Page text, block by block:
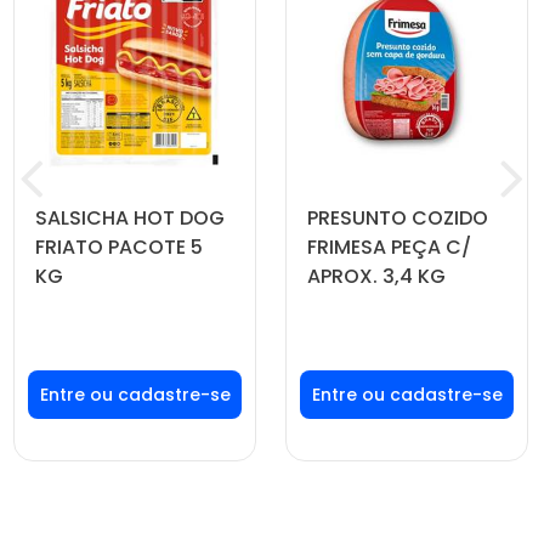
SALSICHA HOT DOG
FRIATO PACOTE 5
KG
Faça seu login ou
cadastre-se para
ver preços e
PRESUNTO COZIDO
FRIMESA PEÇA C/
APROX. 3,4 KG
Faça seu login ou
cadastre-se para
ver preços e